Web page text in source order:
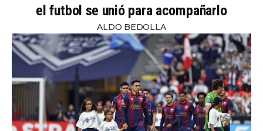
el futbol se unió para acompañarlo
ALDO BEDOLLA